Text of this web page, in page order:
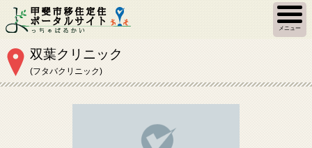
メニュー
双葉クリニック
(フタバクリニック)